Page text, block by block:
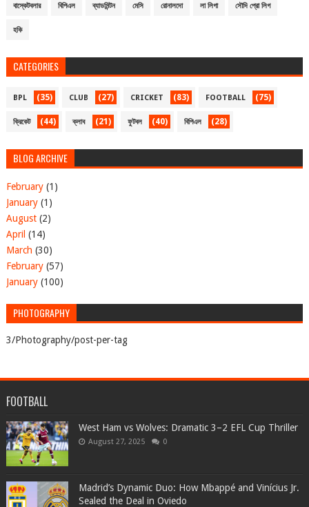
বাস্কেটবলার বিপিএল ব্যাডমিন্টন মেসি রোনালদো লা লিগা সৌদি প্রো লিগ
হকি
CATEGORIES
BPL (35) CLUB (27) CRICKET (83) FOOTBALL (75)
ক্রিকেট (44) ক্লাব (21) ফুটবল (40) বিপিএল (28)
BLOG ARCHIVE
February(1)
January(1)
August(2)
April (14)
March (30)
February(57)
January(100)
PHOTOGRAPHY
3/Photography/post-per-tag
FOOTBALL
West Ham vs Wolves: Dramatic 3–2 EFL Cup Thriller
August 27, 2025 0
Madrid’s Dynamic Duo: How Mbappé and Vinícius Jr.
Sealed the Deal in Oviedo